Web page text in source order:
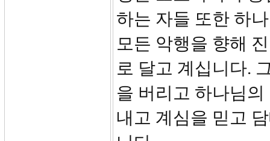
하는 자들 또한 하
모든 악행을 향해
로 달고 계십니다.
을 버리고 하나님
내고 계심을 믿고